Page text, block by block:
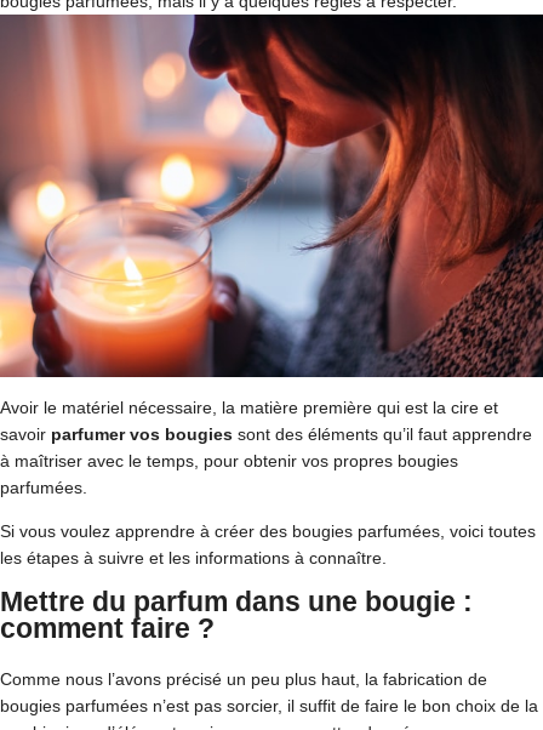
Avoir le matériel nécessaire, la matière première qui est la cire et
savoir parfumer vos bougies sont des éléments qu’il faut apprendre
à maîtriser avec le temps, pour obtenir vos propres bougies
parfumées.
Si vous voulez apprendre à créer des bougies parfumées, voici toutes
les étapes à suivre et les informations à connaître.
Mettre du parfum dans une bougie :
comment faire ?
Comme nous l’avons précisé un peu plus haut, la fabrication de
bougies parfumées n’est pas sorcier, il suffit de faire le bon choix de la